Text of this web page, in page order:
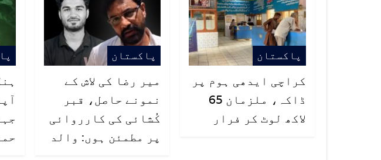
پاکستان
کراچی ایدھی ہوم پر
ڈاکہ، ملزمان 65
لاکھ لوٹ کر فرار
پاکستان
میر رضا کی لاش کے
نمونے حاصل، قبر
کُشائی کی کارروائی
پر مطمئن ہوں: والد